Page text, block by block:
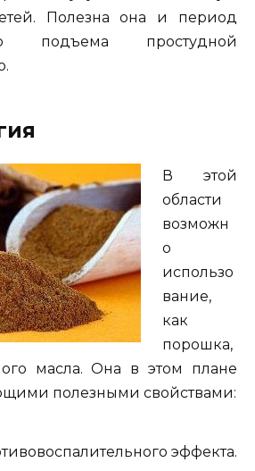
Полезна она и период
подъема простудной
В этой
области
возможн
о
использо
вание,
как
порошка,
масла. Она в этом плане
полезными свойствами:
эффекта.